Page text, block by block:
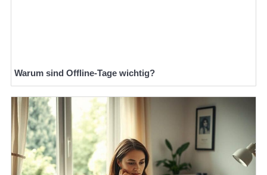
Warum sind Offline-Tage wichtig?